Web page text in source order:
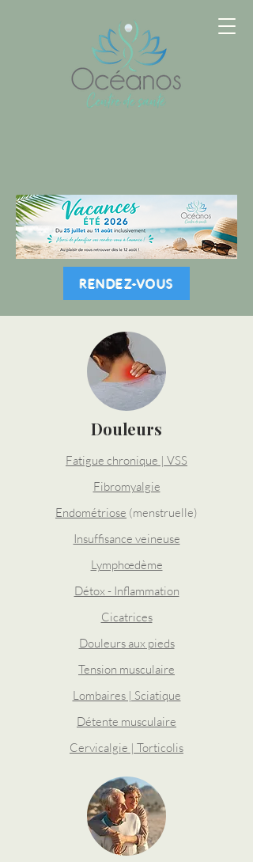
RENDEZ-VOUS
Douleurs
Fatigue chronique | VSS
Fibromyalgie
Endométriose (menstruelle)
Insuffisance veineuse
Lymphœdème
Détox - Inflammation
Cicatrices
Douleurs aux pieds
Tension musculaire
Lombaires | Sciatique
Détente musculaire
Cervicalgie | Torticolis​